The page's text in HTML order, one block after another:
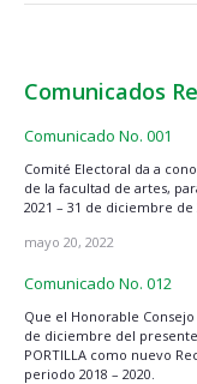
Comunicados
Comunicado No. 001
Comité Electoral da a
de la facultad de artes,
2021 – 31 de diciembre
mayo 20, 2022
Comunicado No. 012
Que el Honorable
de diciembre del presente
PORTILLA como nuevo
periodo 2018 – 2020.